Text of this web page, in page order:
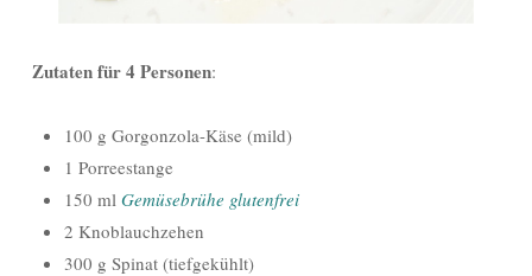
Zutaten für 4 Personen:
100 g Gorgonzola-Käse (mild)
1 Porreestange
150 ml Gemüsebrühe glutenfrei
2 Knoblauchzehen
300 g Spinat (tiefgekühlt)